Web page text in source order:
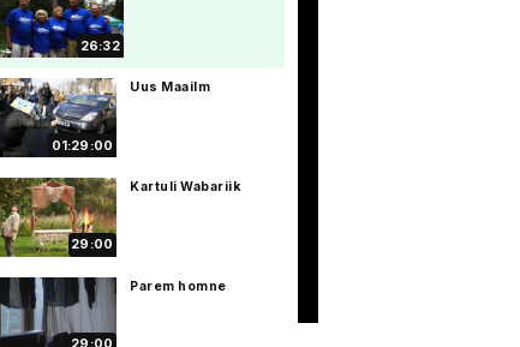
26:32
01:29:00
Uus Maailm
29:00
Kartuli Wabariik
Parem homne